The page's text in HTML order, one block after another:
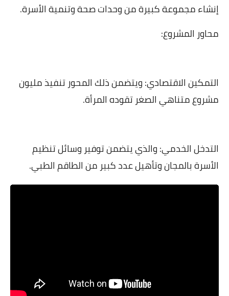
إنشاء مجموعة كبيرة من وحدات صحة وتنمية الأسرة.
محاور المشروع:
التمكين الاقتصادي: ويتضمن ذلك المحور تنفيذ مليون
مشروع متناهي الصغر تقوده المرأة.
التدخل الخدمي: والذي يتضمن توفير وسائل تنظيم
الأسرة بالمجان وتأهيل عدد كبير من الطاقم الطبي.